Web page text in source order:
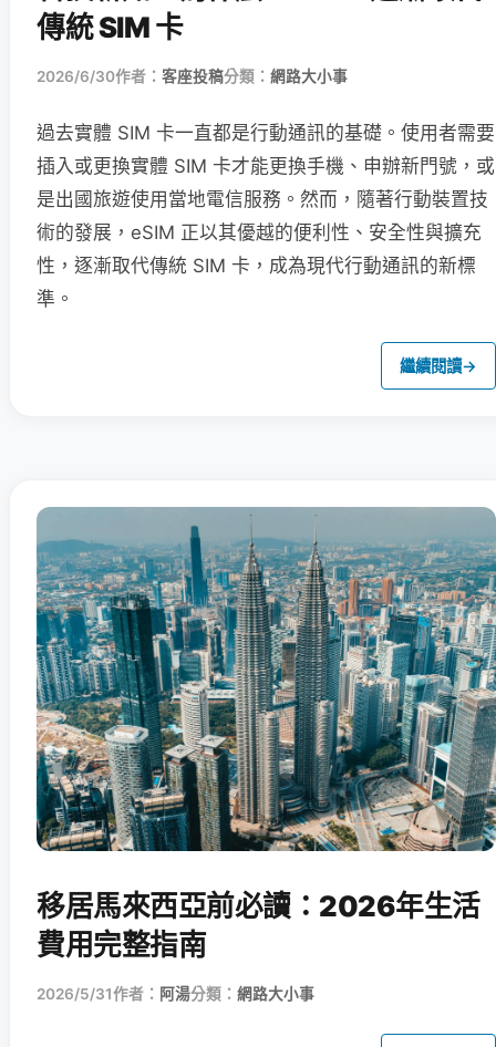
傳統 SIM 卡
2026/6/30作者： 客座投稿分類： 網路大小事
過去實體 SIM 卡一直都是行動通訊的基礎。使用者需要
插入或更換實體 SIM 卡才能更換手機、申辦新門號，或
是出國旅遊使用當地電信服務。然而，隨著行動裝置技
術的發展，eSIM 正以其優越的便利性、安全性與擴充
性，逐漸取代傳統 SIM 卡，成為現代行動通訊的新標
準。
繼續閱讀→
移居馬來西亞前必讀：2026年生活
費用完整指南
2026/5/31作者： 阿湯分類： 網路大小事